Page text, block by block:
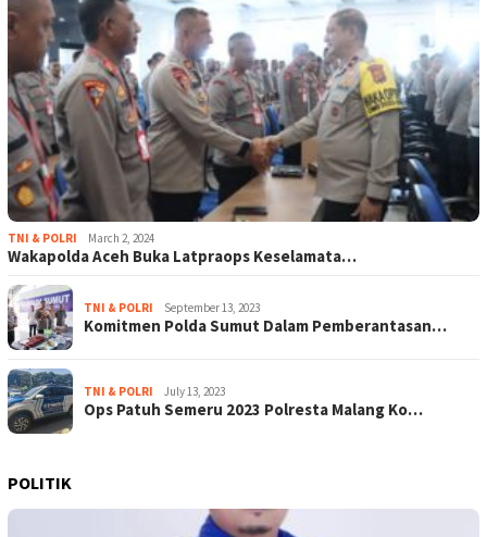
TNI & POLRI March 2, 2024
Wakapolda Aceh Buka Latpraops Keselamata…
TNI & POLRI September 13, 2023
Komitmen Polda Sumut Dalam Pemberantasan…
TNI & POLRI July 13, 2023
Ops Patuh Semeru 2023 Polresta Malang Ko…
POLITIK